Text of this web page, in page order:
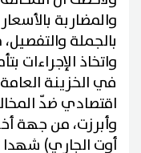
والمضاربة
بالجملة
واتخاذ الإجراءات
في الخزينة
اقتصادي ضدّ